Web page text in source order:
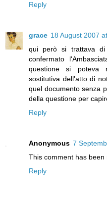
Reply
grace 18 August 2007
qui però si trattava
confermato
questione si poteva
sostitutiva dell'atto di
quel documento senza
della questione per
Reply
Anonymous 7
This comment has been
Reply